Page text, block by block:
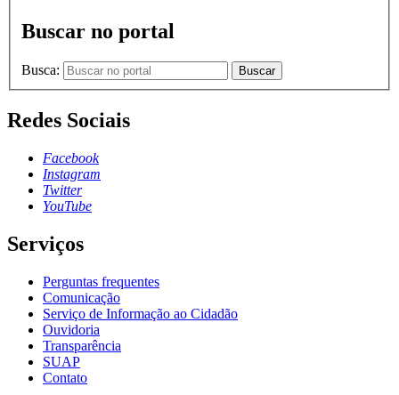
Buscar no portal
Busca: Buscar
Redes Sociais
Facebook
Instagram
Twitter
YouTube
Serviços
Perguntas frequentes
Comunicação
Serviço de Informação ao Cidadão
Ouvidoria
Transparência
SUAP
Contato